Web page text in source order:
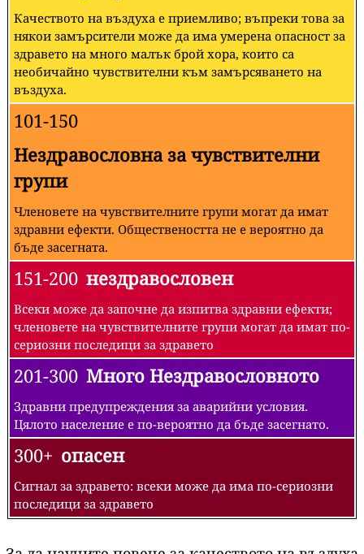
Качеството на въздуха е приемливо; въпреки това за
някои замърсители може да има умерена опасност за
здравето на много малък брой хора, които са
необичайно чувствителни към замърсяването на
въздуха.
101-150
Нездравословна за чувствителни
групи
Членовете на чувствителните групи могат да имат
здравни ефекти. Обществеността не е вероятно да
бъде засегната.
151-200 нездравословен
Всеки може да започне да изпитва здравни ефекти;
членовете на чувствителните групи могат да имат по-
сериозни последици за здравето
201-300 Много Нездравословното
Здравни предупреждения за аварийни условия.
Цялото население е по-вероятно да бъде засегнато.
300+ опасен
Сигнал за здравето: всеки може да има по-сериозни
последици за здравето